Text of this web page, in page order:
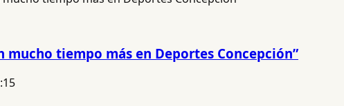
mucho tiempo más en Deportes Concepción”